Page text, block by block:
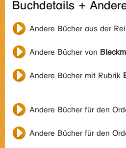
Buchdetails +
Andere Bücher aus der
Andere Bücher von
Andere Bücher mit Rubrik
Andere Bücher für den
Andere Bücher für den